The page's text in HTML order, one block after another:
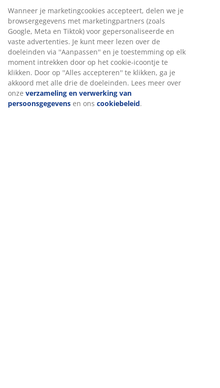
Wanneer je marketingcookies accepteert, delen we je
browsergegevens met marketingpartners (zoals
Google, Meta en Tiktok) voor gepersonaliseerde en
vaste advertenties. Je kunt meer lezen over de
doeleinden via ''Aanpassen'' en je toestemming op elk
moment intrekken door op het cookie-icoontje te
klikken. Door op ''Alles accepteren'' te klikken, ga je
akkoord met alle drie de doeleinden. Lees meer over
onze verzameling en verwerking van
persoonsgegevens en ons cookiebeleid.